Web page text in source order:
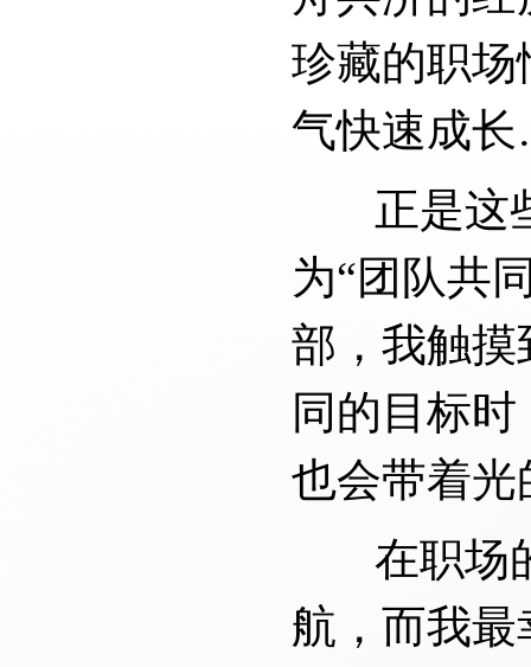
珍藏的职
气快速成
正是这些
为“团队共
部，我触
同的目标
也会带着
在职场的
航，而我